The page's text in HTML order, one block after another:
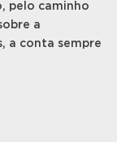
pelo caminho
a
a conta sempre